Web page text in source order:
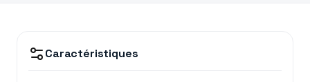
Caractéristiques